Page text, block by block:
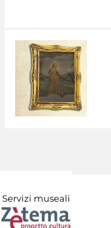
Servizi museali